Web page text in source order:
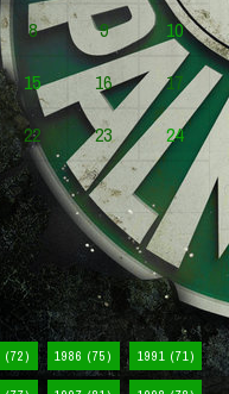
8 9
10
15 16
17
22 23
24
(72) 1986 (75) 1991 (71)